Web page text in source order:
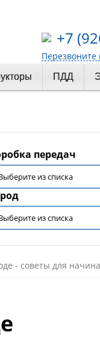
+7
Перезвоните
ПДД
передач
- советы для